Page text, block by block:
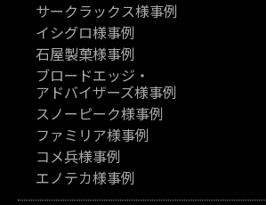
サークラックス様事例
イシグロ様事例
石屋製菓様事例
ブロードエッジ・
アドバイザーズ様事例
スノーピーク様事例
ファミリア様事例
コメ兵様事例
エノテカ様事例